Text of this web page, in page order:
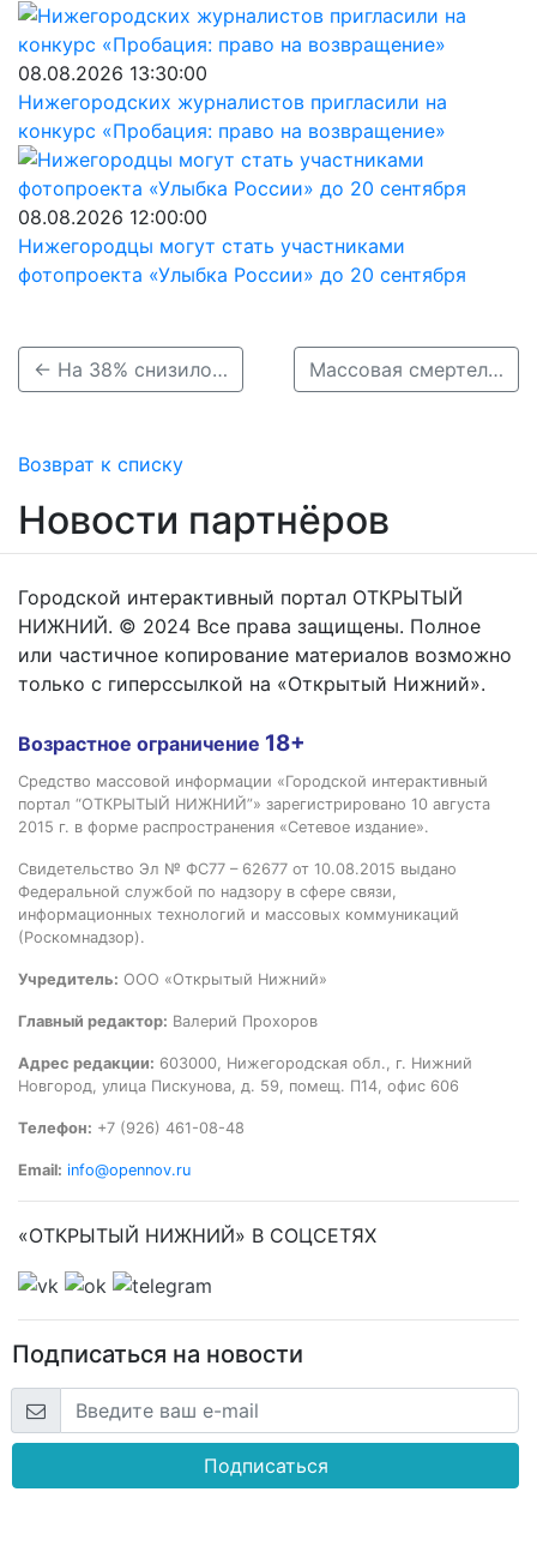
08.08.2026 13:30:00
Нижегородских журналистов пригласили на
конкурс «Пробация: право на возвращение»
08.08.2026 12:00:00
Нижегородцы могут стать участниками
фотопроекта «Улыбка России» до 20 сентября
← На 38% снизилось число ДТП с участием автобусов в Нижегородской области Массовая смертельная авария произошла на М-7 в Нижегородской области →
Возврат к списку
Новости партнёров
Городской интерактивный портал ОТКРЫТЫЙ
НИЖНИЙ. © 2024 Все права защищены. Полное
или частичное копирование материалов возможно
только с гиперссылкой на «Открытый Нижний».
Возрастное ограничение 18+
Средство массовой информации «Городской интерактивный
портал “ОТКРЫТЫЙ НИЖНИЙ”» зарегистрировано 10 августа
2015 г. в форме распространения «Сетевое издание».
Свидетельство Эл № ФС77 – 62677 от 10.08.2015 выдано
Федеральной службой по надзору в сфере связи,
информационных технологий и массовых коммуникаций
(Роскомнадзор).
Учредитель: ООО «Открытый Нижний»
Главный редактор: Валерий Прохоров
Адрес редакции: 603000, Нижегородская обл., г. Нижний
Новгород, улица Пискунова, д. 59, помещ. П14, офис 606
Телефон: +7 (926) 461-08-48
Email: info@opennov.ru
«ОТКРЫТЫЙ НИЖНИЙ» В СОЦСЕТЯХ
Подписаться на новости
Подписаться